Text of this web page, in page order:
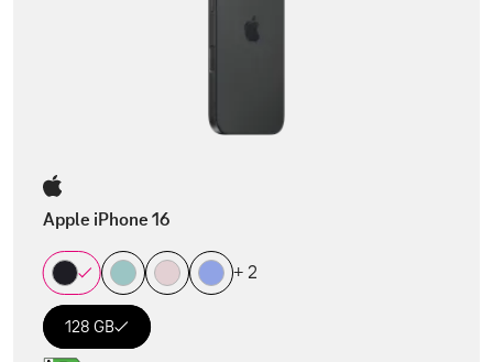
Apple iPhone 16
+ 2
128 GB